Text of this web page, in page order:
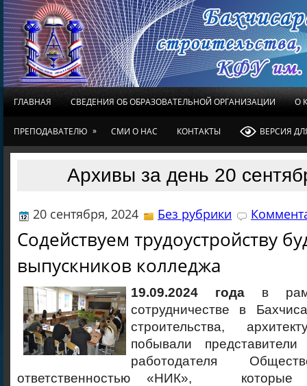
ГЛАВНАЯ СВЕДЕНИЯ ОБ ОБРАЗОВАТЕЛЬНОЙ ОРГАНИЗАЦИИ О
ПРЕПОДАВАТЕЛЮ » СМИ О НАС КОНТАКТЫ ВЕРСИЯ
Архивы за день 20
20 сентября, 2024 Без рубрики
Содействуем трудоустройству
выпускников колледжа
19.09.2024 года в
сотрудничестве в
строительства,
побывали
работодателя
ответственностью «НИК», которые